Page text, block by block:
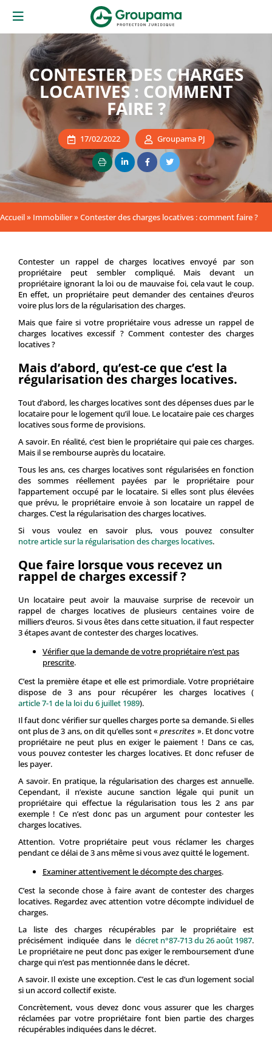
CONTESTER DES CHARGES
LOCATIVES : COMMENT
FAIRE ?
17/02/2022 Groupama PJ
Accueil» Immobilier» Contester des charges locatives : comment faire ?
Contester un rappel de charges locatives envoyé par son
propriétaire peut sembler compliqué. Mais devant un
propriétaire ignorant la loi ou de mauvaise foi, cela vaut le coup.
En effet, un propriétaire peut demander des centaines d’euros
voire plus lors de la régularisation des charges.
Mais que faire si votre propriétaire vous adresse un rappel de
charges locatives excessif ? Comment contester des charges
locatives ?
Mais d’abord, qu’est-ce que c’est la
régularisation des charges locatives.
Tout d’abord, les charges locatives sont des dépenses dues par le
locataire pour le logement qu’il loue. Le locataire paie ces charges
locatives sous forme de provisions.
A savoir. En réalité, c’est bien le propriétaire qui paie ces charges.
Mais il se rembourse auprès du locataire.
Tous les ans, ces charges locatives sont régularisées en fonction
des sommes réellement payées par le propriétaire pour
l’appartement occupé par le locataire. Si elles sont plus élevées
que prévu, le propriétaire envoie à son locataire un rappel de
charges. C’est la régularisation des charges locatives.
Si vous voulez en savoir plus, vous pouvez consulter
notre article sur la régularisation des charges locatives.
Que faire lorsque vous recevez un
rappel de charges excessif ?
Un locataire peut avoir la mauvaise surprise de recevoir un
rappel de charges locatives de plusieurs centaines voire de
milliers d’euros. Si vous êtes dans cette situation, il faut respecter
3 étapes avant de contester des charges locatives.
Vérifier que la demande de votre propriétaire n’est pas
prescrite.
C’est la première étape et elle est primordiale. Votre propriétaire
dispose de 3 ans pour récupérer les charges locatives (
article 7-1 de la loi du 6 juillet 1989).
Il faut donc vérifier sur quelles charges porte sa demande. Si elles
ont plus de 3 ans, on dit qu’elles sont «prescrites ». Et donc votre
propriétaire ne peut plus en exiger le paiement ! Dans ce cas,
vous pouvez contester les charges locatives. Et donc refuser de
les payer.
A savoir. En pratique, la régularisation des charges est annuelle.
Cependant, il n’existe aucune sanction légale qui punit un
propriétaire qui effectue la régularisation tous les 2 ans par
exemple ! Ce n’est donc pas un argument pour contester les
charges locatives.
Attention. Votre propriétaire peut vous réclamer les charges
pendant ce délai de 3 ans même si vous avez quitté le logement.
Examiner attentivement le décompte des charges.
C’est la seconde chose à faire avant de contester des charges
locatives. Regardez avec attention votre décompte individuel de
charges.
La liste des charges récupérables par le propriétaire est
précisément indiquée dans le décret n°87-713 du 26 août 1987.
Le propriétaire ne peut donc pas exiger le remboursement d’une
charge qui n’est pas mentionnée dans le décret.
A savoir. Il existe une exception. C’est le cas d’un logement social
si un accord collectif existe.
Concrètement, vous devez donc vous assurer que les charges
réclamées par votre propriétaire font bien partie des charges
récupérables indiquées dans le décret.